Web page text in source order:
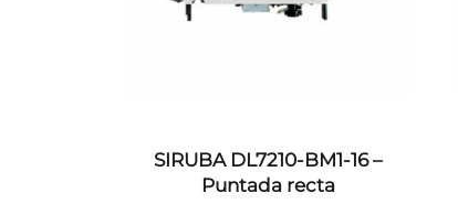
SIRUBA DL7210-BM1-16 –
Puntada recta